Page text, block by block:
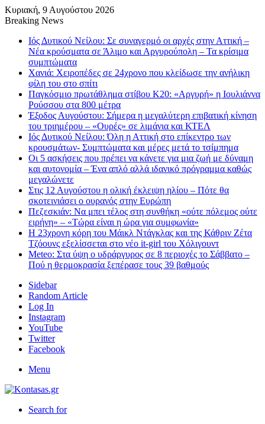
Κυριακή, 9 Αυγούστου 2026
Breaking News
Ιός Δυτικού Νείλου: Σε συναγερμό οι αρχές στην Αττική –
Νέα κρούσματα σε Άλιμο και Αργυρούπολη – Τα κρίσιμα
συμπτώματα
Χανιά: Χειροπέδες σε 24χρονο που κλείδωσε την ανήλικη
φίλη του στο σπίτι
Παγκόσμιο πρωτάθλημα στίβου Κ20: «Αργυρή» η Ιουλιάννα
Ρούσσου στα 800 μέτρα
Έξοδος Αυγούστου: Σήμερα η μεγαλύτερη επιβατική κίνηση
του τριημέρου – «Ουρές» σε λιμάνια και ΚΤΕΛ
Ιός Δυτικού Νείλου: Όλη η Αττική στο επίκεντρο των
κρουσμάτων- Συμπτώματα και μέρες μετά το τσίμπημα
Οι 5 ασκήσεις που πρέπει να κάνετε για μια ζωή με δύναμη
και αυτονομία – Ένα απλό αλλά ιδανικό πρόγραμμα καθώς
μεγαλώνετε
Στις 12 Αυγούστου η ολική έκλειψη ηλίου – Πότε θα
σκοτεινιάσει ο ουρανός στην Ευρώπη
Πεζεσκιάν: Να μπει τέλος στη συνθήκη «ούτε πόλεμος ούτε
ειρήνη» – «Τώρα είναι η ώρα για συμφωνία»
Η 23χρονη κόρη τoυ Μάικλ Ντάγκλας και της Κάθριν Ζέτα
Τζόουνς εξελίσσεται στο νέο it-girl του Χόλιγουντ
Meteo: Στα ύψη ο υδράργυρος σε 8 περιοχές το Σάββατο –
Πού η θερμοκρασία ξεπέρασε τους 39 βαθμούς
Sidebar
Random Article
Log In
Instagram
YouTube
Twitter
Facebook
Menu
Search for